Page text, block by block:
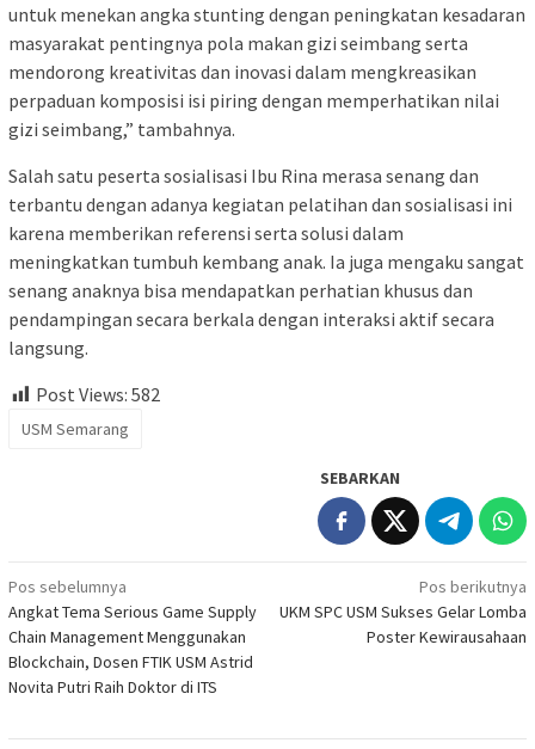
untuk menekan angka stunting dengan peningkatan kesadaran
masyarakat pentingnya pola makan gizi seimbang serta
mendorong kreativitas dan inovasi dalam mengkreasikan
perpaduan komposisi isi piring dengan memperhatikan nilai
gizi seimbang,” tambahnya.
Salah satu peserta sosialisasi Ibu Rina merasa senang dan
terbantu dengan adanya kegiatan pelatihan dan sosialisasi ini
karena memberikan referensi serta solusi dalam
meningkatkan tumbuh kembang anak. Ia juga mengaku sangat
senang anaknya bisa mendapatkan perhatian khusus dan
pendampingan secara berkala dengan interaksi aktif secara
langsung.
Post Views: 582
USM Semarang
SEBARKAN
Navigasi
pos
Pos sebelumnya
Angkat Tema Serious Game Supply
Chain Management Menggunakan
Blockchain, Dosen FTIK USM Astrid
Novita Putri Raih Doktor di ITS
Pos berikutnya
UKM SPC USM Sukses Gelar Lomba
Poster Kewirausahaan